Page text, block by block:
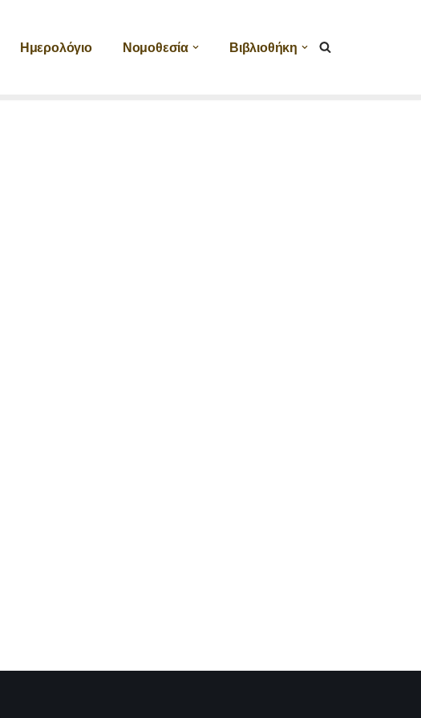
Ημερολόγιο Νομοθεσία Βιβλιοθήκη